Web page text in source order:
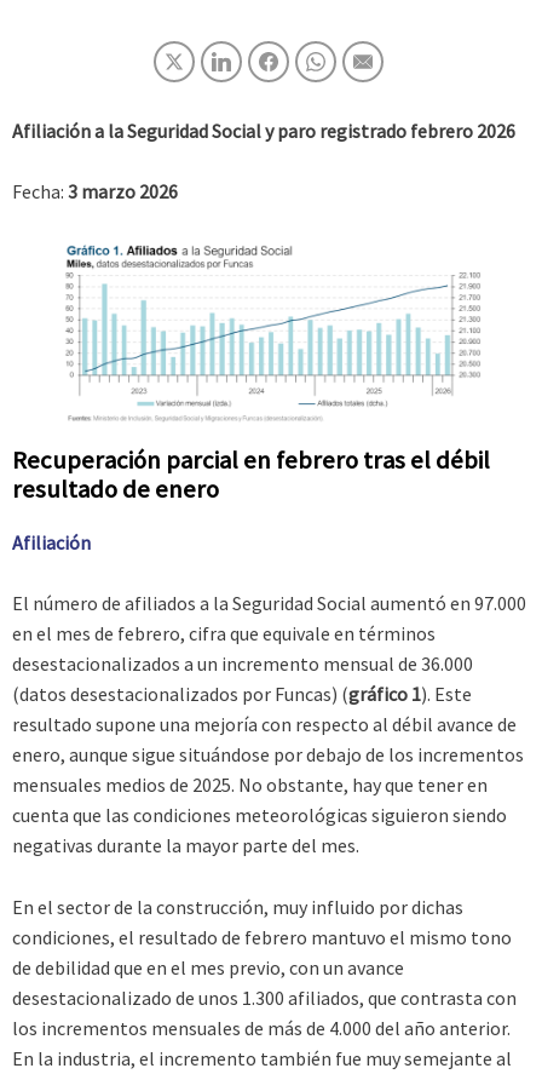
Afiliación a la Seguridad Social y paro registrado febrero 2026
Fecha: 3 marzo 2026
Recuperación parcial en febrerotras el débil
resultado de enero
Afiliación
El número de afiliados a la Seguridad Social aumentó en 97.000
en el mes de febrero, cifra que equivale en términos
desestacionalizados a un incremento mensual de 36.000
(datos desestacionalizados por Funcas) (gráfico 1). Este
resultado supone una mejoría con respecto al débil avance de
enero, aunque sigue situándose por debajo de los incrementos
mensuales medios de 2025. No obstante, hay que tener en
cuenta que las condiciones meteorológicas siguieron siendo
negativas durante la mayor parte del mes.
En el sector de la construcción, muy influido por dichas
condiciones, el resultado de febrero mantuvo el mismo tono
de debilidad que en el mes previo, con un avance
desestacionalizado de unos 1.300 afiliados, que contrasta con
los incrementos mensuales de más de 4.000 del año anterior.
En la industria, el incremento también fue muy semejante al